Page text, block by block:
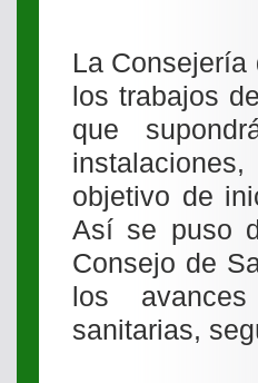
La
los trabajos
que
objetivo de
Así se puso
Consejo de
los
sanitarias,